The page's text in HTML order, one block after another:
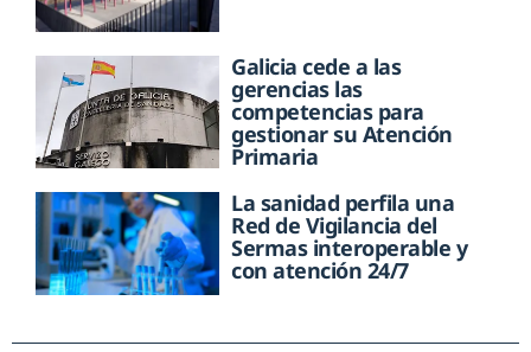
Galicia cede a las
gerencias las
competencias para
gestionar su Atención
Primaria
La sanidad perfila una
Red de Vigilancia del
Sermas interoperable y
con atención 24/7